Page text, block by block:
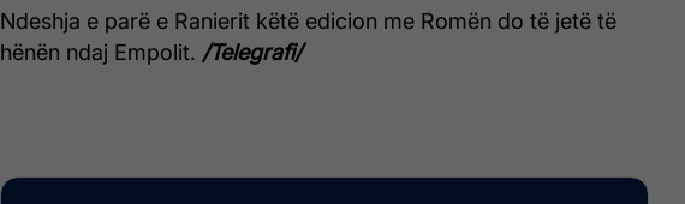
Ndeshja e parë e Ranierit këtë edicion me Romën do të jetë të
hënën ndaj Empolit. /Telegrafi/